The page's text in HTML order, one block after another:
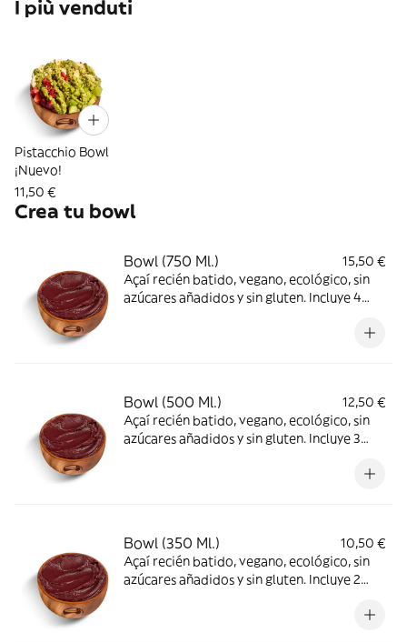
I più venduti
Pistacchio Bowl
¡Nuevo!
11,50 €
Crea tu bowl
Bowl (750 Ml.)
15,50 €
Açaí recién batido, vegano, ecológico, sin
azúcares añadidos y sin gluten. Incluye 4
Bowl (500 Ml.)
12,50 €
Açaí recién batido, vegano, ecológico, sin
azúcares añadidos y sin gluten. Incluye 3
Bowl (350 Ml.)
10,50 €
Açaí recién batido, vegano, ecológico, sin
azúcares añadidos y sin gluten. Incluye 2